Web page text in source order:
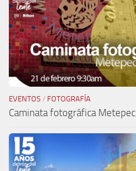
EVENTOS / FOTOGRAFÍA
Caminata fotográfica Metepec